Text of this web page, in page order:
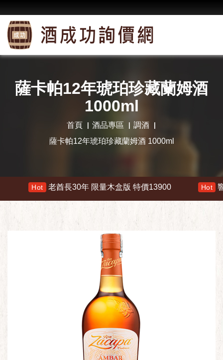
薩卡帕12年琥珀珍藏蘭姆酒
1000ml
首頁 酒品專區
調酒
薩卡帕12年琥珀珍藏蘭姆酒 1000ml
老酋長30年 限量木盒版 特價13900 Hot 響 30年